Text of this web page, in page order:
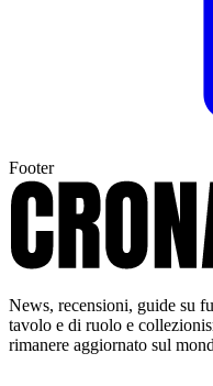
Footer
News, recensioni, guide su
tavolo e di ruolo e
rimanere aggiornato sul